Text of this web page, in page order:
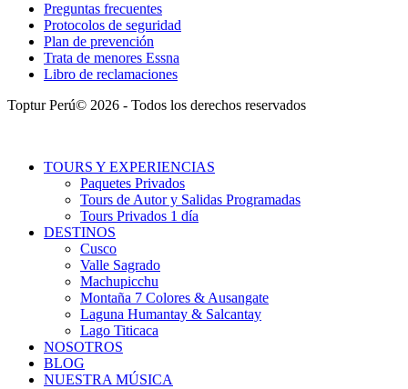
Preguntas frecuentes
Protocolos de seguridad
Plan de prevención
Trata de menores Essna
Libro de reclamaciones
Toptur Perú© 2026 - Todos los derechos reservados
TOURS Y EXPERIENCIAS
Paquetes Privados
Tours de Autor y Salidas Programadas
Tours Privados 1 día
DESTINOS
Cusco
Valle Sagrado
Machupicchu
Montaña 7 Colores & Ausangate
Laguna Humantay & Salcantay
Lago Titicaca
NOSOTROS
BLOG
NUESTRA MÚSICA